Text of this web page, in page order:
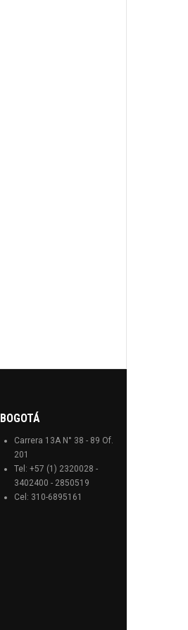
BOGOTÁ
Carrera 13A N° 38 - 89 Of.
201
Tel: +57 (1) 2320028 -
3402400 - 2850519
Cel: 310-6895161